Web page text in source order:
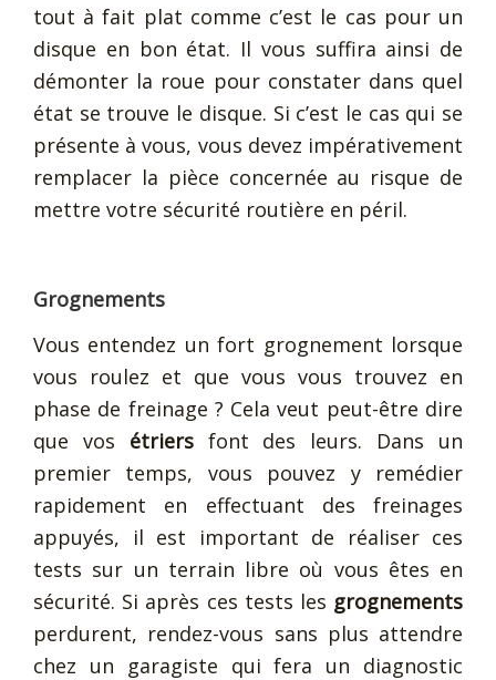
tout à fait plat comme c’est le cas pour un
disque en bon état. Il vous suffira ainsi de
démonter la roue pour constater dans quel
état se trouve le disque. Si c’est le cas qui se
présente à vous, vous devez impérativement
remplacer la pièce concernée au risque de
mettre votre sécurité routière en péril.
Grognements
Vous entendez un fort grognement lorsque
vous roulez et que vous vous trouvez en
phase de freinage ? Cela veut peut-être dire
que vos étriersfont des leurs. Dans un
premier temps, vous pouvez y remédier
rapidement en effectuant des freinages
appuyés, il est important de réaliser ces
tests sur un terrain libre où vous êtes en
sécurité. Si après ces tests les grognements
perdurent, rendez-vous sans plus attendre
chez un garagiste qui fera un diagnostic